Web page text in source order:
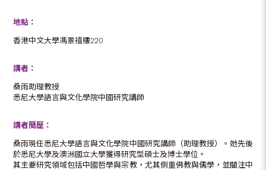
地點：
香港中文大學馮景禧樓220
講者：
桑雨助理教授
悉尼大學語言與文化學院中國研究講師
講者簡歷：
桑雨現任悉尼大學語言與文化學院中國研究講師（助理教授）。她先後
於悉尼大學及澳洲國立大學獲得研究型碩士及博士學位。
其主要研究領域包括中國哲學與宗教，尤其側重佛教與儒學，並關注中